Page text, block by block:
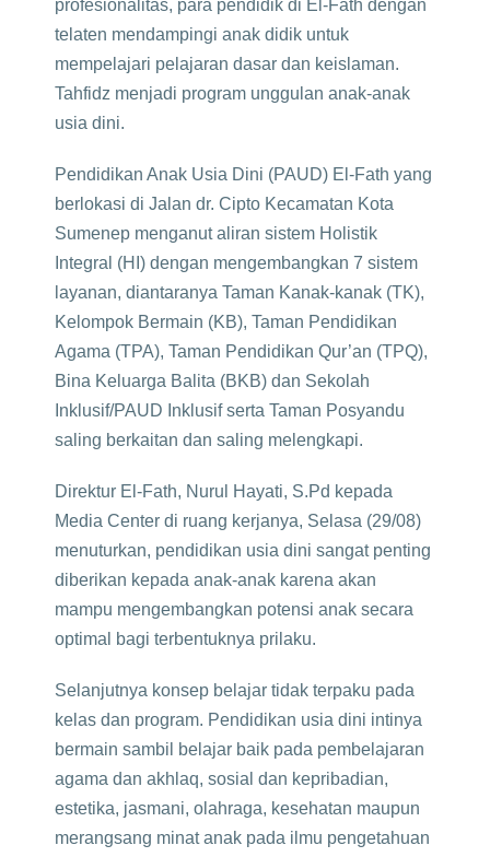
profesionalitas, para pendidik di El-Fath dengan
telaten mendampingi anak didik untuk
mempelajari pelajaran dasar dan keislaman.
Tahfidz menjadi program unggulan anak-anak
usia dini.
Pendidikan Anak Usia Dini (PAUD) El-Fath yang
berlokasi di Jalan dr. Cipto Kecamatan Kota
Sumenep menganut aliran sistem Holistik
Integral (HI) dengan mengembangkan 7 sistem
layanan, diantaranya Taman Kanak-kanak (TK),
Kelompok Bermain (KB), Taman Pendidikan
Agama (TPA), Taman Pendidikan Qur’an (TPQ),
Bina Keluarga Balita (BKB) dan Sekolah
Inklusif/PAUD Inklusif serta Taman Posyandu
saling berkaitan dan saling melengkapi.
Direktur El-Fath, Nurul Hayati, S.Pd kepada
Media Center di ruang kerjanya, Selasa (29/08)
menuturkan, pendidikan usia dini sangat penting
diberikan kepada anak-anak karena akan
mampu mengembangkan potensi anak secara
optimal bagi terbentuknya prilaku.
Selanjutnya konsep belajar tidak terpaku pada
kelas dan program. Pendidikan usia dini intinya
bermain sambil belajar baik pada pembelajaran
agama dan akhlaq, sosial dan kepribadian,
estetika, jasmani, olahraga, kesehatan maupun
merangsang minat anak pada ilmu pengetahuan